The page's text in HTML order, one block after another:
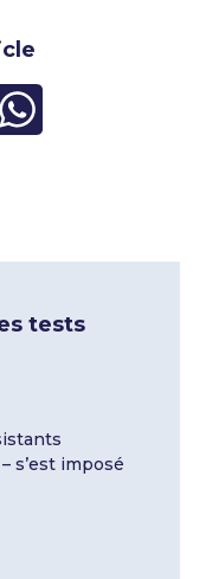
tests
s’est imposé